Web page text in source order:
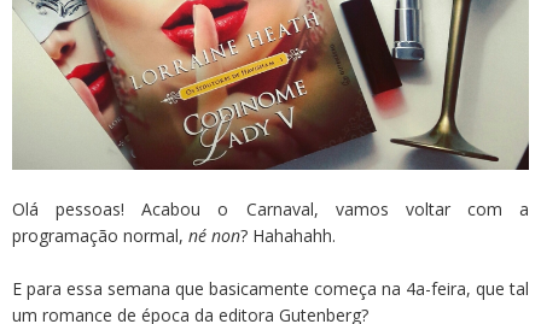
Olá pessoas! Acabou o Carnaval, vamos voltar com a
programação normal, né non? Hahahahh.
E para essa semana que basicamente começa na 4a-feira, que tal
um romance de época da editora Gutenberg?